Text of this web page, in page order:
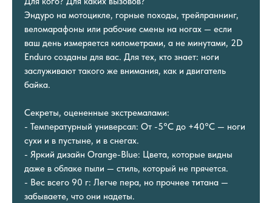
Эндуро на мотоцикле, горные походы, трейлраннинг,
веломарафоны или рабочие смены на ногах — если
ваш день измеряется километрами, а не минутами, 2D
Enduro созданы для вас. Для тех, кто знает: ноги
заслуживают такого же внимания, как и двигатель
байка.
Секреты, оцененные экстремалами:
- Температурный универсал: От -5°C до +40°C — ноги
сухи и в пустыне, и в снегах.
- Яркий дизайн Orange-Blue: Цвета, которые видны
даже в облаке пыли — стиль, который не прячется.
- Вес всего 90 г: Легче пера, но прочнее титана —
забываете, что они надеты.